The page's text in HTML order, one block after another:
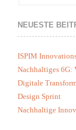
NEUESTE
ISPIM
Nachhaltiges
Digitale
Design Sprint
Nachhaltige